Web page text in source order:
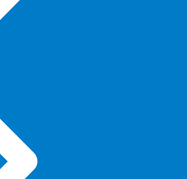
krant, maar wel in andere
Dales ertoe leidde: Jongens,
mag het iets rustiger?
zei ze.
wel die tijd dat we dat konden
doen.
gekke dingen, maar we gaven
onze meningen hier en